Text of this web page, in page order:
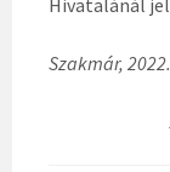
Hivatalánál
Szakmár,